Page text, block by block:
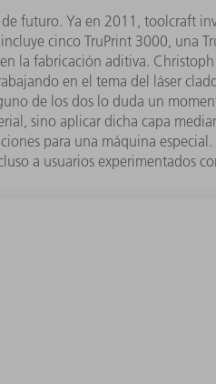
futuro. Ya en 2011, toolcraft
cinco TruPrint 3000, una
la fabricación aditiva.
en el tema del láser
de los dos lo duda un
sino aplicar dicha capa
para una máquina
a usuarios experimentados